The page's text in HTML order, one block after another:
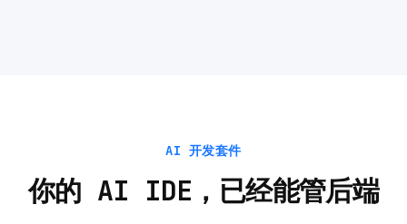
AI 开发套件
你的 AI IDE，已经能管后端